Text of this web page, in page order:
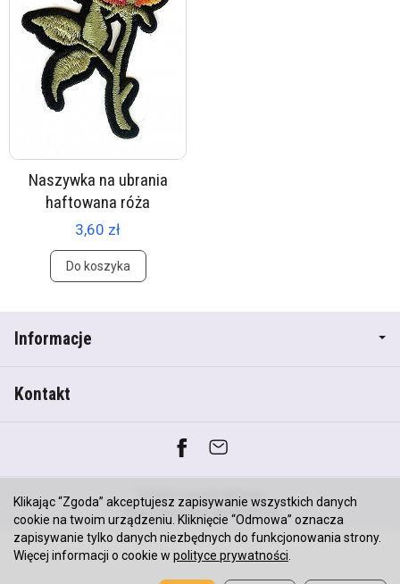
Naszywka na ubrania
haftowana róża
3,60 zł
Do koszyka
Informacje
Kontakt
*) brutto +
koszty dostawy
Sklep internetowy SOTESHOP AI
Klikając “Zgoda” akceptujesz zapisywanie wszystkich danych
cookie na twoim urządzeniu. Kliknięcie “Odmowa” oznacza
zapisywanie tylko danych niezbędnych do funkcjonowania strony.
Więcej informacji o cookie w polityce prywatności